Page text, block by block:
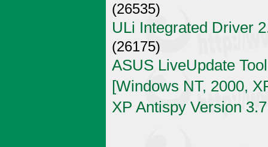
(26535)
ULi Integrated Driver
(26175)
ASUS LiveUpdate
[Windows NT, 2000,
XP Antispy Version